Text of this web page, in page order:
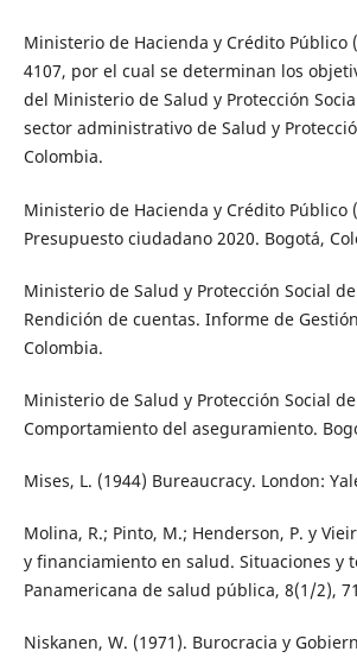
Ministerio de Hacienda y Crédito Público
4107, por el cual se determinan los
del Ministerio de Salud y Protección
sector administrativo de Salud y
Colombia.
Ministerio de Hacienda y Crédito Público
Presupuesto ciudadano 2020. Bogotá,
Ministerio de Salud y Protección Social
Rendición de cuentas. Informe de
Colombia.
Ministerio de Salud y Protección Social
Comportamiento del aseguramiento.
Mises, L. (1944) Bureaucracy. London:
Molina, R.; Pinto, M.; Henderson, P. y
y financiamiento en salud. Situaciones y
Panamericana de salud pública, 8(1/2),
Niskanen, W. (1971). Burocracia y